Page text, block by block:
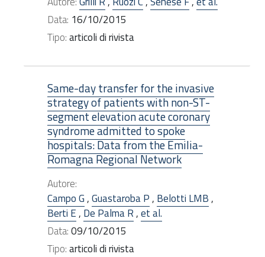
Data: 16/10/2015
Tipo:articoli di rivista
Same-day transfer for the invasive
strategy of patients with non-ST-
segment elevation acute coronary
syndrome admitted to spoke
hospitals: Data from the Emilia-
Romagna Regional Network
Autore:
Campo G,Guastaroba P, Belotti LMB,
Berti E, De Palma R,et al.
Data:09/10/2015
Tipo:articoli di rivista